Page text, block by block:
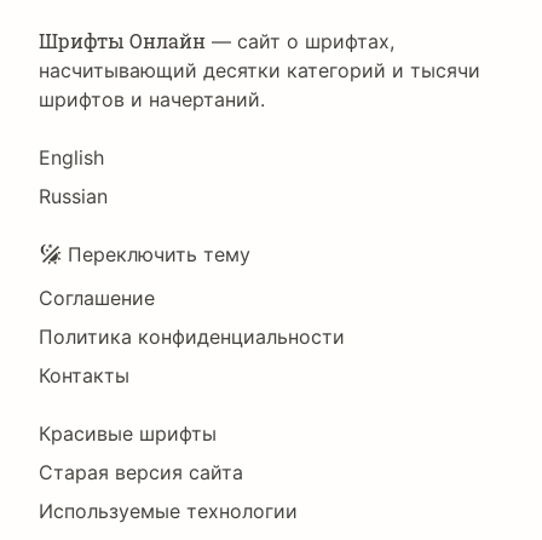
Шрифты Онлайн — сайт о шрифтах,
насчитывающий десятки категорий и тысячи
шрифтов и начертаний.
Language
English
Russian
Подвал
Переключить тему
Соглашение
Политика конфиденциальности
Контакты
Footer
Right
Красивые шрифты
Старая версия сайта
Используемые технологии